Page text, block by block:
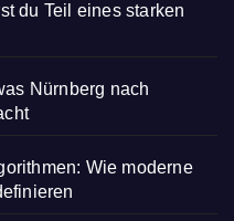
du Teil eines starken
Nürnberg nach
Wie moderne